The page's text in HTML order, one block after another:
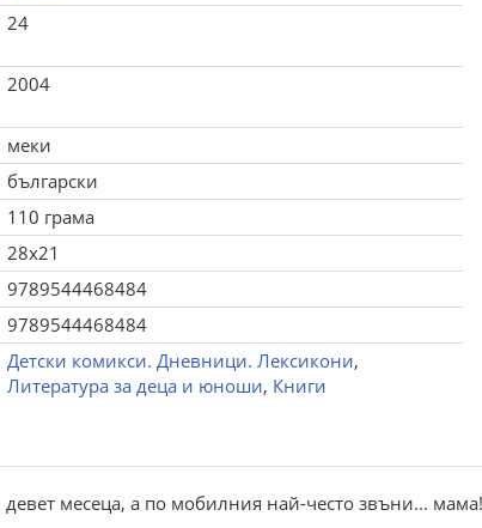
24
2004
меки
български
110 грама
28x21
9789544468484
9789544468484
Детски комикси. Дневници. Лексикони,
Литература за деца и юноши, Книги
месеца, а по мобилния най-често звъни...